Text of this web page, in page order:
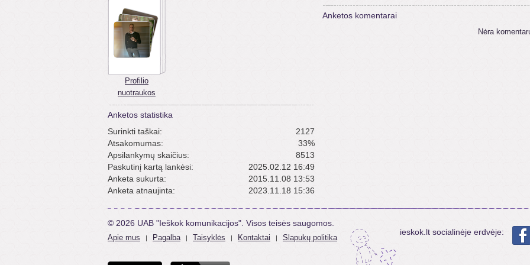
Profilio
nuotraukos
Anketos statistika
Surinkti taškai:
2127
Atsakomumas:
33%
Apsilankymų skaičius:
8513
Paskutinį kartą lankėsi:
2025.02.12 16:49
Anketa sukurta:
2015.11.08 13:53
Anketa atnaujinta:
2023.11.18 15:36
Anketos komentarai
Nėra
© 2026 UAB "Ieškok komunikacijos". Visos teisės saugomos.
Apie mus | Pagalba | Taisyklės | Kontaktai | Slapukų politika
ieskok.lt socialinėje erdvėje: